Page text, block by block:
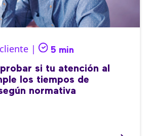
| 5 min
si tu atención al
los tiempos de
normativa